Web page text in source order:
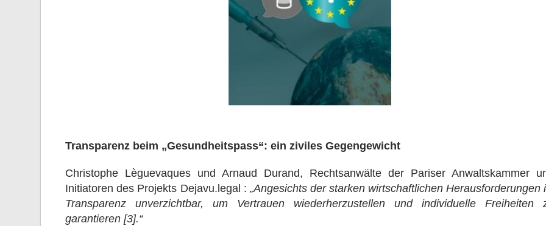
Transparenz beim „Gesundheitspass“: ein ziviles Gegengewicht
Christophe Lèguevaques und Arnaud Durand, Rechtsanwälte der Pariser Anwaltskammer
Initiatoren des Projekts Dejavu.legal : „Angesichts der starken wirtschaftlichen Herausforderungen
Transparenz unverzichtbar, um Vertrauen wiederherzustellen und individuelle Freiheiten
garantieren [3].“